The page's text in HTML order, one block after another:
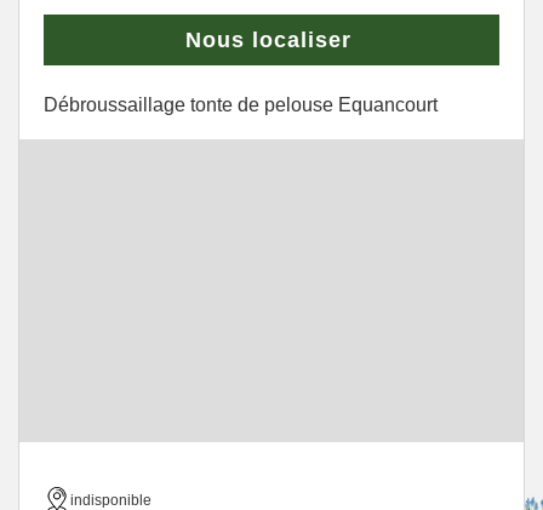
Nous localiser
Débroussaillage tonte de pelouse Equancourt
indisponible